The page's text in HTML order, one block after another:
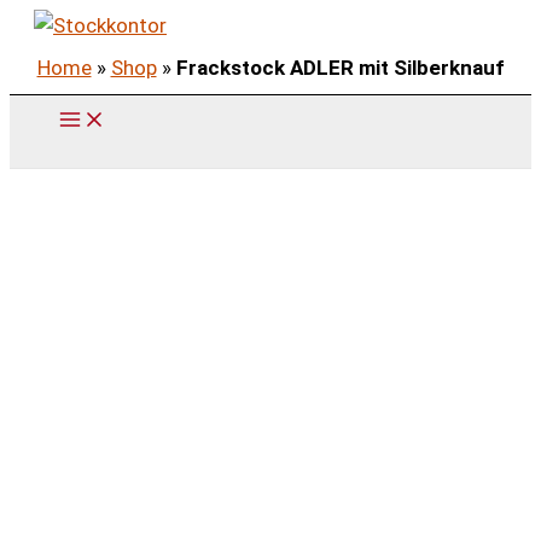
Zum
Inhalt
springen
Home» Shop» Frackstock ADLER mit Silberknauf